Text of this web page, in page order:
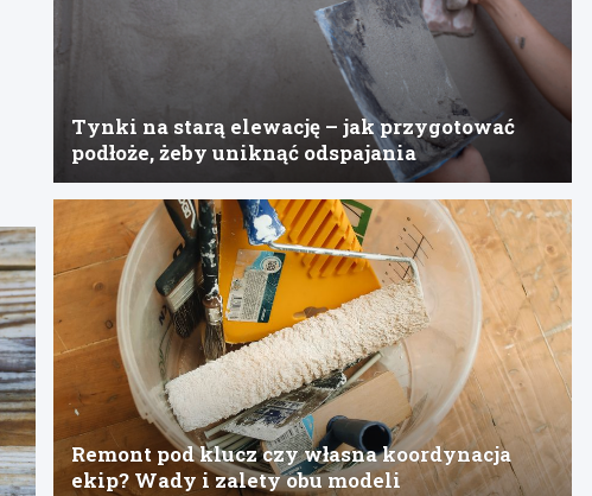
Tynki na starą elewację – jak przygotować
podłoże, żeby uniknąć odspajania
Remont pod klucz czy własna koordynacja
ekip? Wady i zalety obu modeli